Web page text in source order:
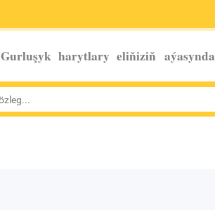
Gurluşyk harytlary eliňiziň aýasynda